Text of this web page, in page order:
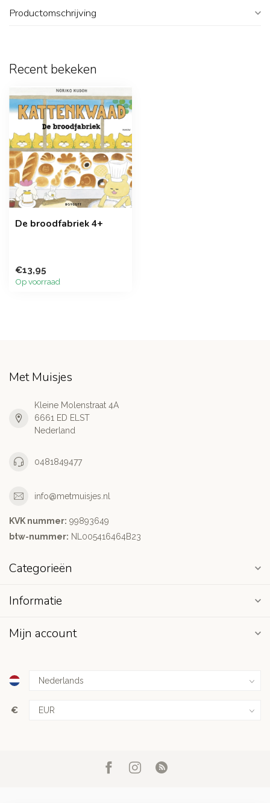
Productomschrijving
Recent bekeken
De broodfabriek 4+
€13,95
Op voorraad
Met Muisjes
Kleine Molenstraat 4A
6661 ED ELST
Nederland
0481849477
info@metmuisjes.nl
KVK nummer: 99893649
btw-nummer: NL005416464B23
Categorieën
Informatie
Mijn account
€